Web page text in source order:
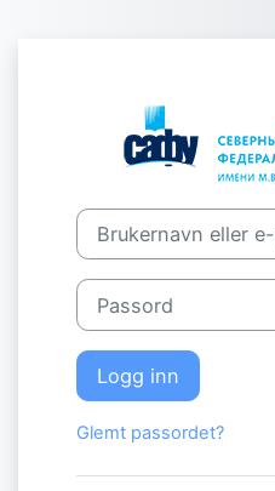
Brukernavn eller e-post
Passord
Logg inn
Glemt passordet?